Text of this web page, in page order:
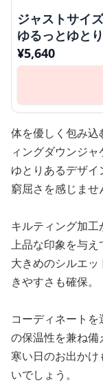
ジャストサイ
ゆるっとゆと
もこキルティ
¥5,640
体を優しく包み
ィングダウンジャ
ゆとりあるデザ
窮屈さを感じませ
キルティング加
上品な印象を与え
大きめのシルエ
きやすさも確保。
コーディネート
の保温性を兼ね備
寒い日のお出か
いでしょう。